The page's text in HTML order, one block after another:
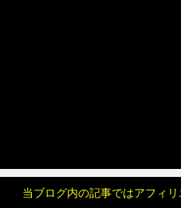
当ブログ内の記事ではアフィ